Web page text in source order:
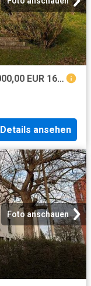
Haus zum Kaufen in Esslingen 560.000,00 EUR 162 m²
Details ansehen
Foto anschauen